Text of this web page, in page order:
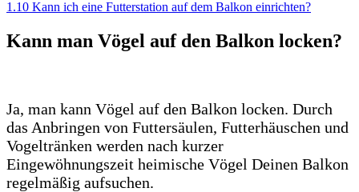
1.10 Kann ich eine Futterstation auf dem Balkon einrichten?
Kann man Vögel auf den Balkon locken?
Ja, man kann Vögel auf den Balkon locken. Durch
das Anbringen von Futtersäulen, Futterhäuschen und
Vogeltränken werden nach kurzer
Eingewöhnungszeit heimische Vögel Deinen Balkon
regelmäßig aufsuchen.